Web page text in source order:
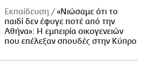
Εκπαίδευση
«Νιώσαμε ότι το
παιδί δεν έφυγε ποτέ από την
Αθήνα»: Η εμπειρία οικογενειών
που επέλεξαν σπουδές στην Κύπρο